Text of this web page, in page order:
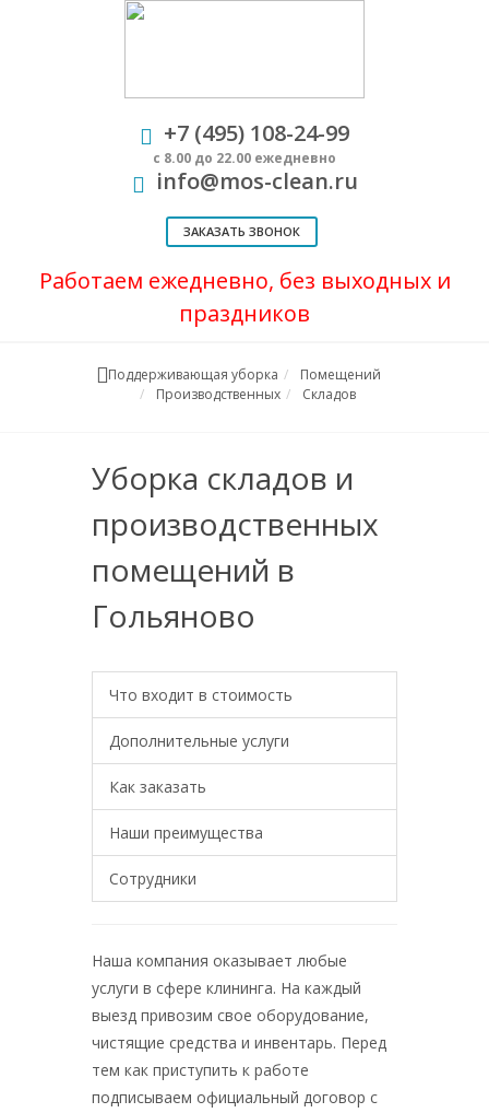
+7 (495) 108-24-99
с 8.00 до 22.00 ежедневно
info@mos-clean.ru
ЗАКАЗАТЬ ЗВОНОК
Работаем ежедневно, без выходных и
праздников
Поддерживающая уборка
Помещений
Производственных
Складов
Уборка складов и
производственных
помещений в
Гольяново
Что входит в стоимость
Дополнительные услуги
Как заказать
Наши преимущества
Сотрудники
Наша компания оказывает любые
услуги в сфере клининга. На каждый
выезд привозим свое оборудование,
чистящие средства и инвентарь. Перед
тем как приступить к работе
подписываем официальный договор с